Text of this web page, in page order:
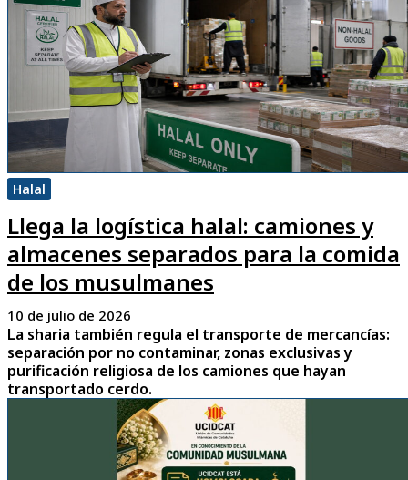
Halal
Llega la logística halal: camiones y
almacenes separados para la comida
de los musulmanes
10 de julio de 2026
La sharia también regula el transporte de mercancías:
separación por no contaminar, zonas exclusivas y
purificación religiosa de los camiones que hayan
transportado cerdo.